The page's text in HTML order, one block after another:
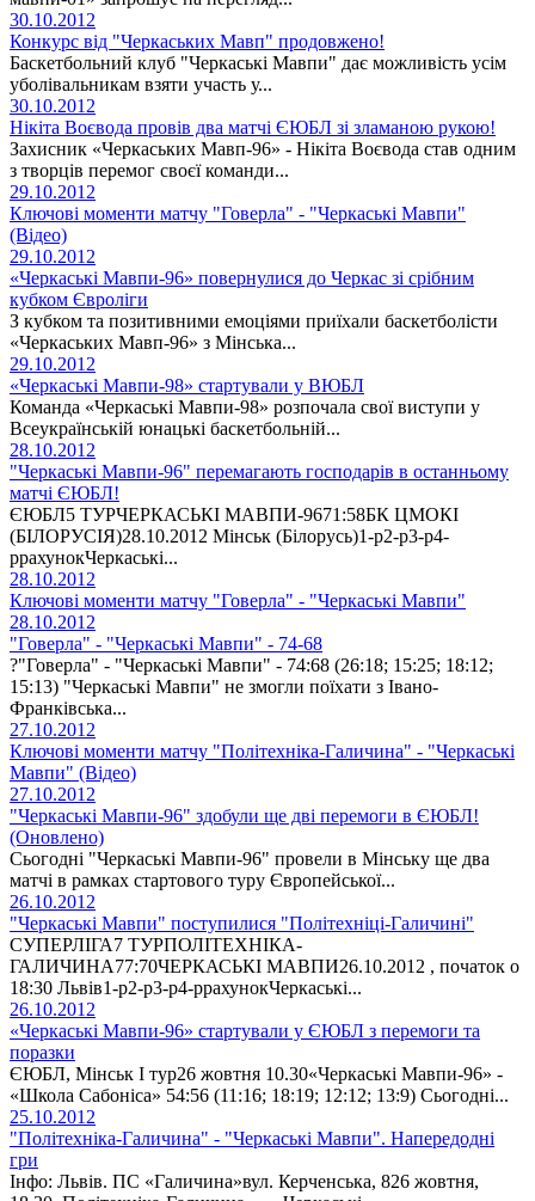
30.10.2012
Конкурс від "Черкаських Мавп" продовжено!
Баскетбольний клуб "Черкаські Мавпи" дає можливість усім
уболівальникам взяти участь у...
30.10.2012
Нікіта Воєвода провів два матчі ЄЮБЛ зі зламаною рукою!
Захисник «Черкаських Мавп-96» - Нікіта Воєвода став одним
з творців перемог своєї команди...
29.10.2012
Ключові моменти матчу "Говерла" - "Черкаські Мавпи"
(Відео)
29.10.2012
«Черкаські Мавпи-96» повернулися до Черкас зі срібним
кубком Євроліги
З кубком та позитивними емоціями приїхали баскетболісти
«Черкаських Мавп-96» з Мінська...
29.10.2012
«Черкаські Мавпи-98» стартували у ВЮБЛ
Команда «Черкаські Мавпи-98» розпочала свої виступи у
Всеукраїнській юнацькі баскетбольній...
28.10.2012
"Черкаські Мавпи-96" перемагають господарів в останньому
матчі ЄЮБЛ!
ЄЮБЛ5 ТУРЧЕРКАСЬКІ МАВПИ-9671:58БК ЦМОКІ
(БІЛОРУСІЯ)28.10.2012 Мінськ (Білорусь)1-р2-р3-р4-
ррахунокЧеркаські...
28.10.2012
Ключові моменти матчу "Говерла" - "Черкаські Мавпи"
28.10.2012
"Говерла" - "Черкаські Мавпи" - 74-68
?"Говерла" - "Черкаські Мавпи" - 74:68 (26:18; 15:25; 18:12;
15:13) "Черкаські Мавпи" не змогли поїхати з Івано-
Франківська...
27.10.2012
Ключові моменти матчу "Політехніка-Галичина" - "Черкаські
Мавпи" (Відео)
27.10.2012
"Черкаські Мавпи-96" здобули ще дві перемоги в ЄЮБЛ!
(Оновлено)
Сьогодні "Черкаські Мавпи-96" провели в Мінську ще два
матчі в рамках стартового туру Європейської...
26.10.2012
"Черкаські Мавпи" поступилися "Політехніці-Галичині"
СУПЕРЛІГА7 ТУРПОЛІТЕХНІКА-
ГАЛИЧИНА77:70ЧЕРКАСЬКІ МАВПИ26.10.2012 , початок о
18:30 Львів1-р2-р3-р4-ррахунокЧеркаські...
26.10.2012
«Черкаські Мавпи-96» стартували у ЄЮБЛ з перемоги та
поразки
ЄЮБЛ, Мінськ І тур26 жовтня 10.30«Черкаські Мавпи-96» -
«Школа Сабоніса» 54:56 (11:16; 18:19; 12:12; 13:9) Сьогодні...
25.10.2012
"Політехніка-Галичина" - "Черкаські Мавпи". Напередодні
гри
Інфо: Львів. ПС «Галичина»вул. Керченська, 826 жовтня,